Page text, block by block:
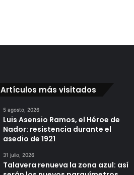
Artículos más visitados
5 agosto, 2026
Luis Asensio Ramos, el Héroe de
Nador: resistencia durante el
asedio de 1921
31 julio, 2026
Talavera renueva la zona azul: así